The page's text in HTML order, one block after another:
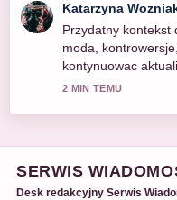
Katarzyna
Przydatny kontekst
moda,
kontynuowac
2 MIN TEMU
SERWIS
Desk redakcyjny Serwis